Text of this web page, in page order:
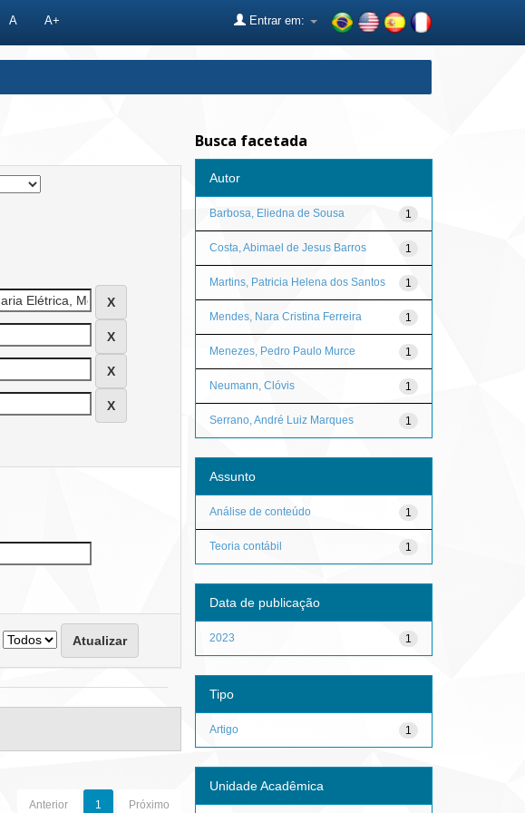
A A+ Entrar em:
Anterior 1 Próximo
Busca facetada
Autor
1
Barbosa, Eliedna de Sousa
1
Costa, Abimael de Jesus Barros
1
Martins, Patricia Helena dos Santos
1
Mendes, Nara Cristina Ferreira
1
Menezes, Pedro Paulo Murce
1
Neumann, Clóvis
1
Serrano, André Luiz Marques
Assunto
1
Análise de conteúdo
1
Teoria contábil
Data de publicação
1
2023
Tipo
1
Artigo
Unidade Acadêmica